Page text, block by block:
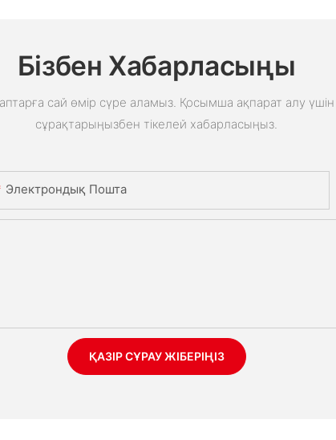
Бізбен Хабарласыңы
сай өмір сүре аламыз. Қосымша ақпарат алу
сұрақтарыңызбен тікелей хабарласыңыз.
Электрондық Пошта
ҚАЗІР СҰРАУ ЖІБЕРІҢІЗ